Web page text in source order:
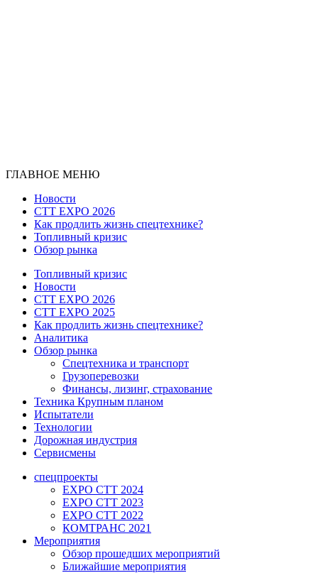
ГЛАВНОЕ МЕНЮ
Новости
CTT EXPO 2026
Как продлить жизнь спецтехнике?
Топливный кризис
Обзор рынка
Топливный кризис
Новости
CTT EXPO 2026
CTT EXPO 2025
Как продлить жизнь спецтехнике?
Аналитика
Обзор рынка
Спецтехника и транспорт
Грузоперевозки
Финансы, лизинг, страхование
Техника Крупным планом
Испытатели
Технологии
Дорожная индустрия
Сервисмены
спецпроекты
EXPO CTT 2024
EXPO CTT 2023
EXPO CTT 2022
КОМТРАНС 2021
Мероприятия
Обзор прошедших мероприятий
Ближайшие мероприятия